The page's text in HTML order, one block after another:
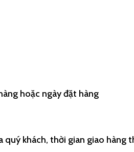
hoặc ngày đặt hàng
quý khách, thời gian giao hàng